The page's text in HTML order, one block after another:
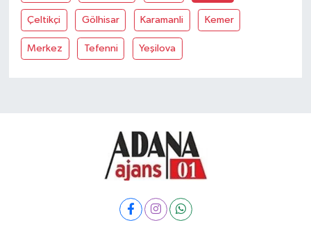
Çeltikçi Gölhisar Karamanli Kemer
Merkez Tefenni Yeşilova